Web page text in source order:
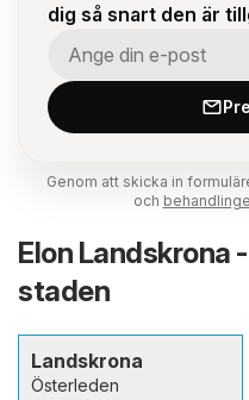
dig så snart den är
Genom att skicka in
och
Elon Landskrona
staden
Landskrona
Österleden